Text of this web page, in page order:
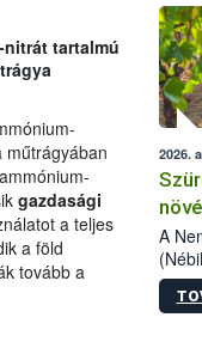
nitrát tartalmú
műtrágyában
gazdasági
a teljes
a föld
tovább a
2026.
A